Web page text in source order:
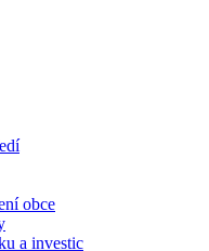
obce
a investic